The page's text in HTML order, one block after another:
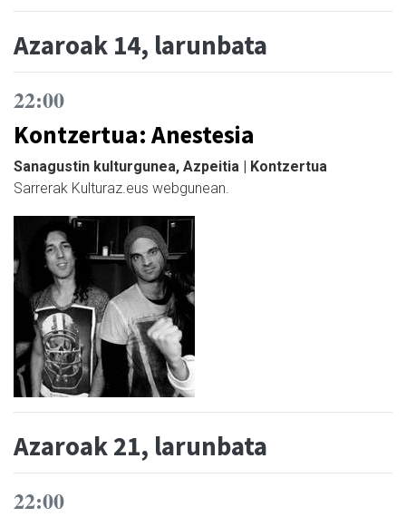
Azaroak 14, larunbata
22:00
Kontzertua: Anestesia
Sanagustin kulturgunea, Azpeitia | Kontzertua
Sarrerak Kulturaz.eus webgunean.
Azaroak 21, larunbata
22:00